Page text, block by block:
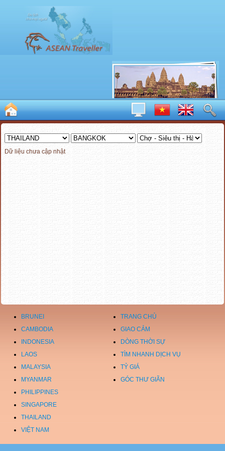
Dữ liệu chưa cập nhật
BRUNEI
TRANG CHỦ
CAMBODIA
GIAO CẢM
INDONESIA
DÒNG THỜI SỰ
LAOS
TÌM NHANH DỊCH VỤ
MALAYSIA
TỶ GIÁ
MYANMAR
GÓC THƯ GIÃN
PHILIPPINES
SINGAPORE
THAILAND
VIỆT NAM